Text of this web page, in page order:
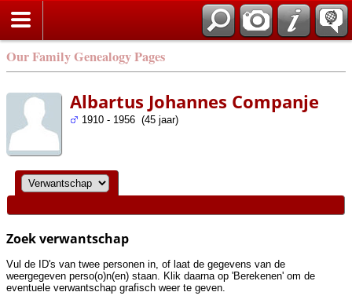
Our Family Genealogy Pages
Albartus Johannes Companje
1910 - 1956 (45 jaar)
Zoek verwantschap
Vul de ID's van twee personen in, of laat de gegevens van de
weergegeven perso(o)n(en) staan. Klik daarna op 'Berekenen' om de
eventuele verwantschap grafisch weer te geven.